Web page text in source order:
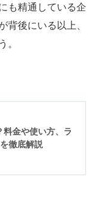
も精通している企
背後にいる以上、
。
料金や使い方、ラ
徹底解説